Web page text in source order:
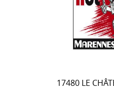
17480 LE